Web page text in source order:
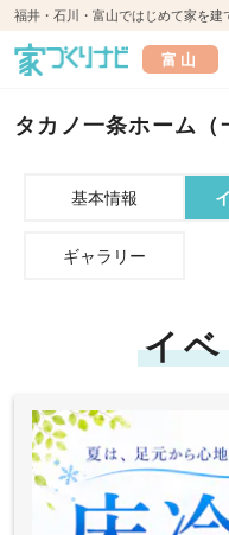
福井・石川・富山ではじめて家を建
富山
タカノ一条ホーム（
基本情報
ギャラリー
イ